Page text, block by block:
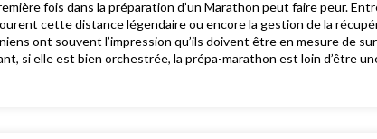
fois dans la préparation d’un Marathon peut faire peur.
cette distance légendaire ou encore la gestion de la
ont souvent l’impression qu’ils doivent être en mesure de
si elle est bien orchestrée, la prépa-marathon est loin d’être